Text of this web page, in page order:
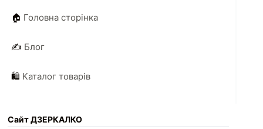
🏠 Головна сторінка
✍️ Блог
🛍️ Каталог товарів
Сайт ДЗЕРКАЛКО